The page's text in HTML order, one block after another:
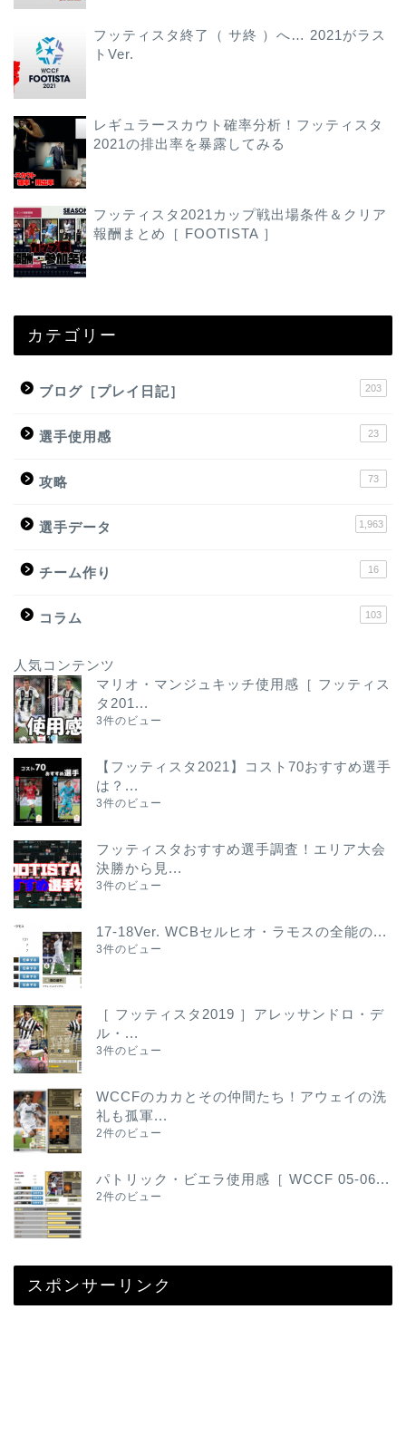
フッティスタ終了（ サ終 ）へ… 2021がラス
トVer.
レギュラースカウト確率分析！フッティスタ
2021の排出率を暴露してみる
フッティスタ2021カップ戦出場条件＆クリア
報酬まとめ［ FOOTISTA ］
カテゴリー
ブログ［プレイ日記］ 203
選手使用感 23
攻略 73
選手データ 1,963
チーム作り 16
コラム 103
人気コンテンツ
マリオ・マンジュキッチ使用感［ フッティス
タ201...
3件のビュー
【フッティスタ2021】コスト70おすすめ選手
は？...
3件のビュー
フッティスタおすすめ選手調査！エリア大会
決勝から見...
3件のビュー
17-18Ver. WCBセルヒオ・ラモスの全能の...
3件のビュー
［ フッティスタ2019 ］アレッサンドロ・デ
ル・...
3件のビュー
WCCFのカカとその仲間たち！アウェイの洗
礼も孤軍...
2件のビュー
パトリック・ビエラ使用感［ WCCF 05-06...
2件のビュー
スポンサーリンク